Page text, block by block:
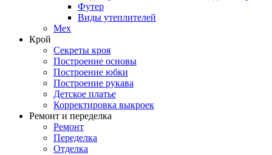
Футер
Виды утеплителей
Мех
Крой
Секреты кроя
Построение основы
Построение юбки
Построение рукава
Детское платье
Корректировка выкроек
Ремонт и переделка
Ремонт
Переделка
Отделка